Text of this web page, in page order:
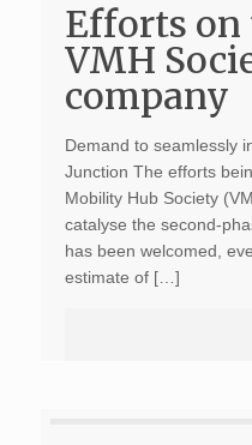
Efforts on
VMH
company
Demand to seamlessly
Junction The efforts
Mobility Hub Society
catalyse the second-
has been welcomed,
estimate of […]